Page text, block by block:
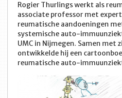
Rogier Thurlings werkt als
associate professor met
reumatische aandoeningen
systemische auto-
UMC in Nijmegen. Samen met
ontwikkelde hij een
reumatische auto-